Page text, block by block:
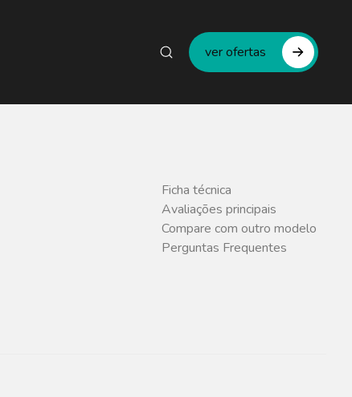
ver ofertas
Ficha técnica
Avaliações principais
Compare com outro modelo
Perguntas Frequentes